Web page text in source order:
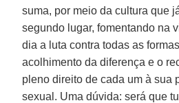
suma, por meio da cultura que
segundo lugar, fomentando na
dia a luta contra todas as
acolhimento da diferença e o
pleno direito de cada um à sua
sexual. Uma dúvida: será que